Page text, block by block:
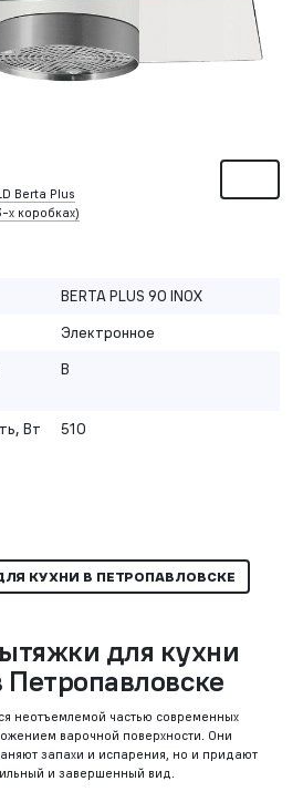
Berta Plus
хкоробках)
BERTA PLUS 90 INOX
Электронное
B
Вт 510
КУХНИ В ПЕТРОПАВЛОВСКЕ
для кухни
Петропавловске
неотъемлемой частью современных
варочной поверхности. Они
запахи и испарения, но и придают
и завершенный вид.